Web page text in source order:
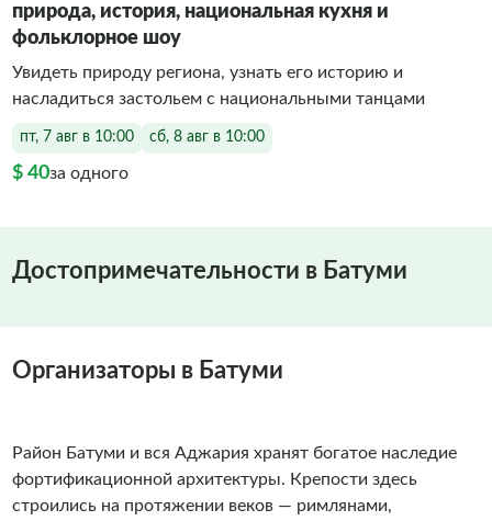
природа, история, национальная кухня и
фольклорное шоу
Увидеть природу региона, узнать его историю и
насладиться застольем с национальными танцами
пт, 7 авг в 10:00 сб, 8 авг в 10:00
$ 40за одного
Достопримечательности в Батуми
Организаторы в Батуми
Район Батуми и вся Аджария хранят богатое наследие
фортификационной архитектуры. Крепости здесь
строились на протяжении веков — римлянами,